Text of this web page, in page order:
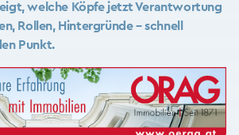
welche Köpfe jetzt Verantwortung
Rollen, Hintergründe – schnell
Punkt.